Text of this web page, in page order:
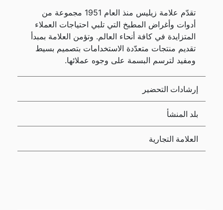
تقدّم علامة زيليس منذ العام 1951 مجموعة من
أدوات وأغراض المطبخ التي تلبي احتياجات العملاء
المتزايدة في كافة أنحاء العالم. وتؤمن العلامة بمبدأ
تقديم منتجات متعدّدة الاستخدامات بتصميم بسيط
ومفيد لترسم البسمة على وجوه عملائها.
إرشادات التحضير
بلد المنشأ
العلامة التجارية